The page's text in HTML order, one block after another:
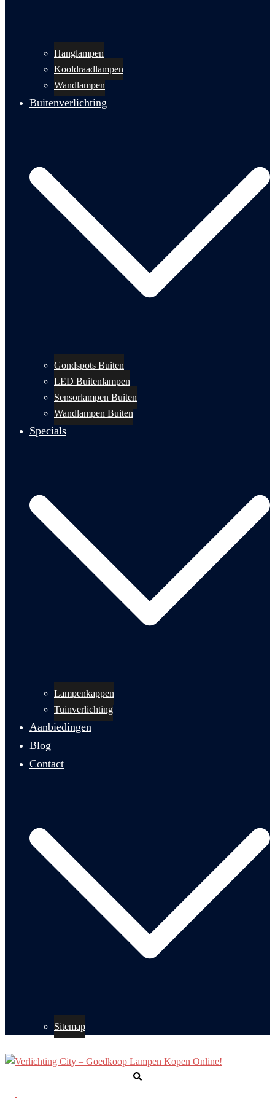
Hanglampen
Kooldraadlampen
Wandlampen
Buitenverlichting
Gondspots Buiten
LED Buitenlampen
Sensorlampen Buiten
Wandlampen Buiten
Specials
Lampenkappen
Tuinverlichting
Aanbiedingen
Blog
Contact
Sitemap